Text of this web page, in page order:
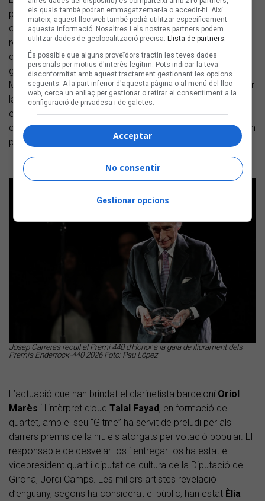
prestigiós tenorJosep Carreras, una de les veus
catalanes més destacades de la lírica internacional,
reconegut tant per la seva excel·lència artística com per la
dimensió humana i el compromís social. Li ha lliurat el
guardó honorífic el cap de redacció de la revista, Jordi
Martí. “Al llarg de la meva carrera, he intentat sempre portar
la música catalana arreu del món, i és un goig veure que
està viva i que creix. I és per mi un honor formar part de la
cultura del nostre país”, ha expressatCarreras, davant d'un
públic emocionat que l'ha ovacionat dempeus.
Josep Carreras recull el Premi 440 d'Honor a la gala de lliurament dels
Premis Enderrock-440 2026 Foto: Pau López
L’actuació que han brindat el clarinetista barceloní Oriol
Marès i l'intèrpret d’oud Talal Fayad, en formació de
quartet, amb el seu “Gitme” ha servit de preludi per als
darrers premis de la nit: els atorgats per votació popular. El
responsable de desvelar-los i entregar-los ha estat el
vicepresident quart i diputat de cultura de la Diputació de
Girona, Jordi Camps. Les millors artistes revelació
d’enguany, segons ha considerat el públic, han estat Èlia
els quals també podran emmagatzemar-la o accedir-hi. Així
mateix, aquest lloc web també podrà utilitzar específicament
aquesta informació. Nosaltres i els nostres partners podem
utilitzar dades de geolocalització precisa. Llista de partners.
És possible que alguns proveïdors tractin les teves dades
personals per motius d'interès legítim. Pots indicar la teva
disconformitat amb aquest tractament gestionant les opcions
següents. A la part inferior d'aquesta pàgina o al menú del lloc
web, cerca un enllaç per gestionar o retirar el consentiment a la
configuració de privadesa i de galetes.
Acceptar
No consentir
Gestionar opcions